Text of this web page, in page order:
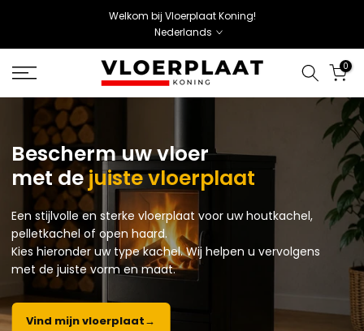
Welkom bij Vloerplaat Koning!
Nederlands
0
Bescherm uw vloer
met dejuiste vloerplaat
Een stijlvolle en sterke vloerplaat voor uw houtkachel,
pelletkachel of open haard.
Kies hieronder uw type kachel. Wij helpen u vervolgens
met de juiste vorm en maat.
Vind mijn vloerplaat→